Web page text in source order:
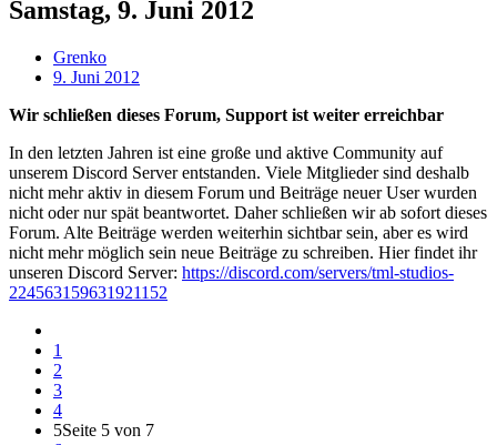
Samstag, 9. Juni 2012
Grenko
9. Juni 2012
Wir schließen dieses Forum, Support ist weiter erreichbar
In den letzten Jahren ist eine große und aktive Community auf
unserem Discord Server entstanden. Viele Mitglieder sind deshalb
nicht mehr aktiv in diesem Forum und Beiträge neuer User wurden
nicht oder nur spät beantwortet. Daher schließen wir ab sofort dieses
Forum. Alte Beiträge werden weiterhin sichtbar sein, aber es wird
nicht mehr möglich sein neue Beiträge zu schreiben. Hier findet ihr
unseren Discord Server: https://discord.com/servers/tml-studios-
224563159631921152
1
2
3
4
5Seite 5 von 7